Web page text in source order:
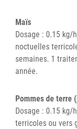
Maïs
Dosage : 0.15 kg/
noctuelles
semaines. 1
année.
Pommes de terre
Dosage : 0.15 kg/
terricoles ou vers